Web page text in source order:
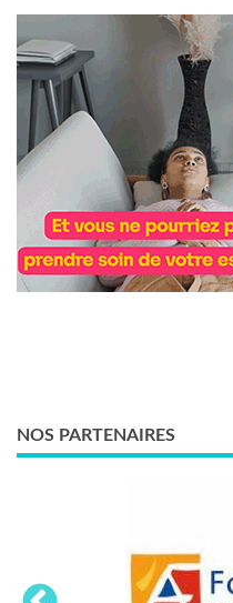
NOS PARTENAIRES